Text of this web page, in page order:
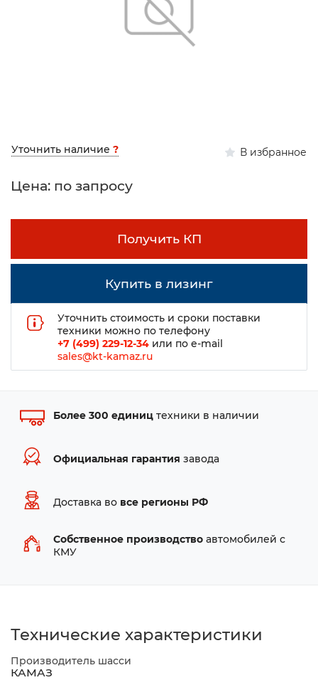
Уточнить наличие ? В избранное
Цена: по запросу
Получить КП
Купить в лизинг
Уточнить стоимость и сроки поставки
техники можно по телефону
+7 (499) 229-12-34 или по e-mail
sales@kt-kamaz.ru
Более 300 единиц техники в наличии
Официальная гарантия завода
Доставка во все регионы РФ
Собственное производство автомобилей с
КМУ
Технические характеристики
Производитель шасси
КАМАЗ